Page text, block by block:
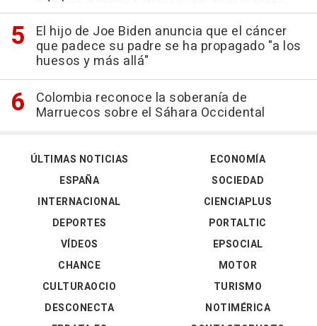
El hijo de Joe Biden anuncia que el cáncer
que padece su padre se ha propagado "a los
huesos y más allá"
Colombia reconoce la soberanía de
Marruecos sobre el Sáhara Occidental
ÚLTIMAS NOTICIAS
ESPAÑA
INTERNACIONAL
DEPORTES
VÍDEOS
ECONOMÍA
SOCIEDAD
CIENCIAPLUS
PORTALTIC
EPSOCIAL
CHANCE
CULTURAOCIO
DESCONECTA
MOTOR
TURISMO
NOTIMÉRICA